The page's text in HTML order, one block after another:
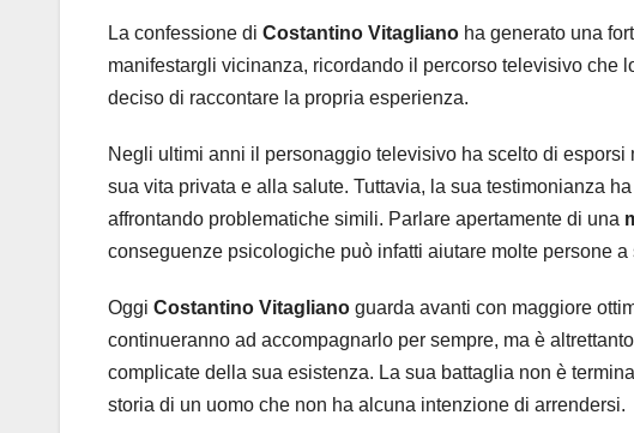
La confessione di Costantino Vitagliano ha generato una
manifestargli vicinanza, ricordando il percorso televisivo che
deciso di raccontare la propria esperienza.
Negli ultimi anni il personaggio televisivo ha scelto di
sua vita privata e alla salute. Tuttavia, la sua testimonianza
affrontando problematiche simili. Parlare apertamente di una
conseguenze psicologiche può infatti aiutare molte persone a
Oggi Costantino Vitagliano guarda avanti con maggiore
continueranno ad accompagnarlo per sempre, ma è
complicate della sua esistenza. La sua battaglia non è
storia di un uomo che non ha alcuna intenzione di arrendersi.